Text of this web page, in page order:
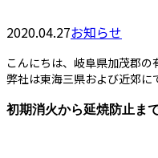
2020.04.27お知らせ
こんにちは、岐阜県加茂郡の
弊社は東海三県および近郊に
初期消火から延焼防止ま